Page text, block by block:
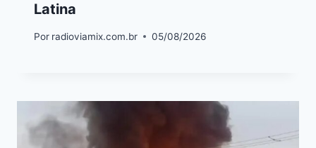
Latina
Por radioviamix.com.br 05/08/2026